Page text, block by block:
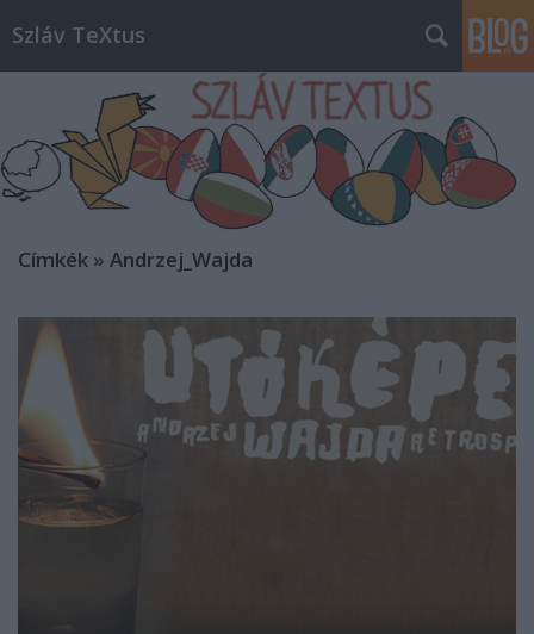
Szláv TeXtus
Címkék » Andrzej_Wajda